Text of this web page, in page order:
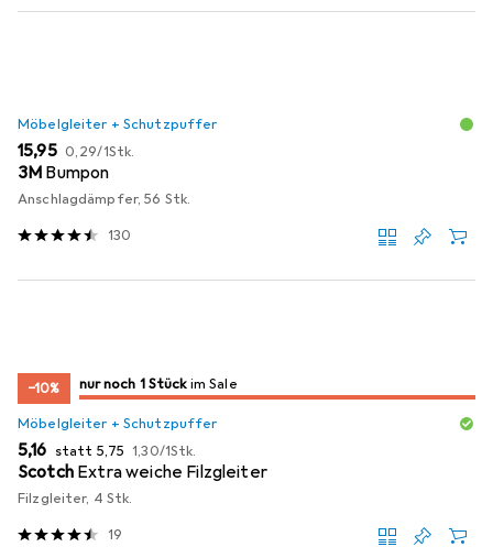
Möbelgleiter + Schutzpuffer
EUR
15,95 EUR
0,29/1Stk.
3M Bumpon
Anschlagdämpfer, 56 Stk.
130
−10% noch 1 Stückim Sale
nur noch 1 Stück im Sale
Möbelgleiter + Schutzpuffer
EUR
5,16 statt EUR
5,75 EUR
1,30/1Stk.
Scotch Extra weiche Filzgleiter
Filzgleiter, 4 Stk.
19